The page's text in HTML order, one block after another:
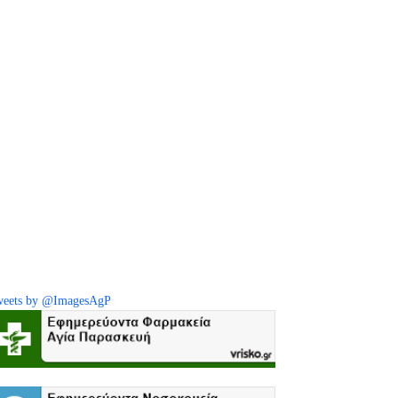
by @ImagesAgP